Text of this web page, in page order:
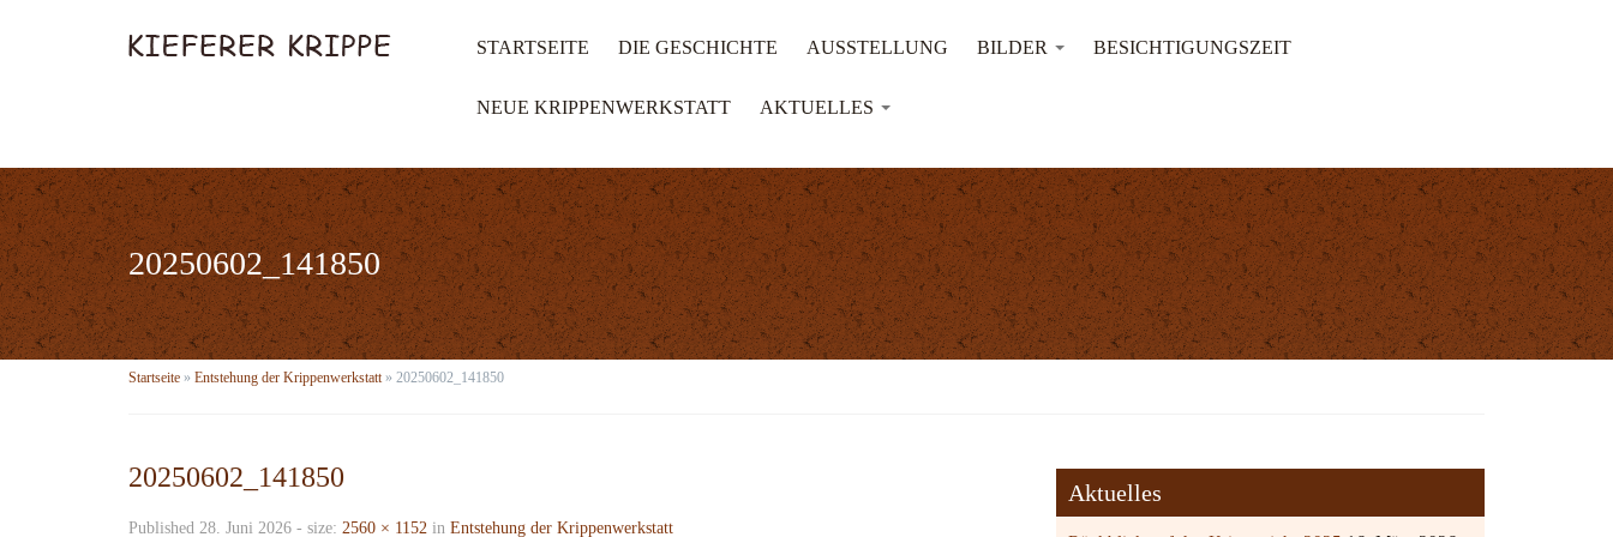
STARTSEITE DIE GESCHICHTE AUSSTELLUNG BILDER BESICHTIGUNGSZEIT
NEUE KRIPPENWERKSTATT AKTUELLES
20250602_141850
Startseite » Entstehung der Krippenwerkstatt» 20250602_141850
20250602_141850
Published 28. Juni 2026 - size: 2560 × 1152 in Entstehung der Krippenwerkstatt
Aktuelles